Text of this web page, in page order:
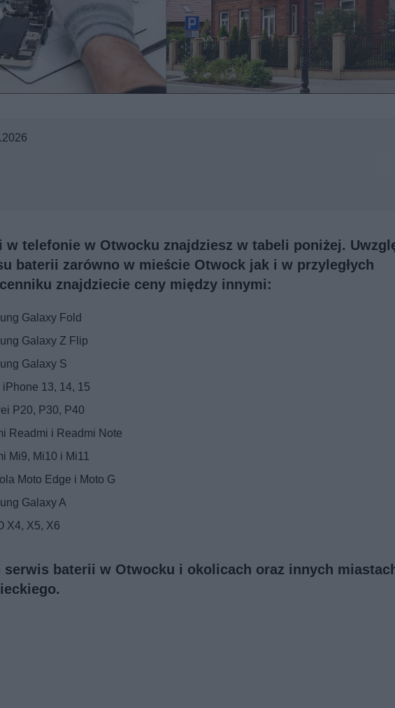
w telefonie w Otwocku znajdziesz w tabeli poniżej.
baterii zarówno w mieście Otwock jak i w przyległych
znajdziecie ceny między innymi:
Galaxy Fold
Galaxy Z Flip
Galaxy S
13, 14, 15
P20, P30, P40
Readmi i Readmi Note
Mi9, Mi10 i Mi11
Moto Edge i Moto G
Galaxy A
X4, X5, X6
serwis baterii w Otwocku i okolicach oraz innych